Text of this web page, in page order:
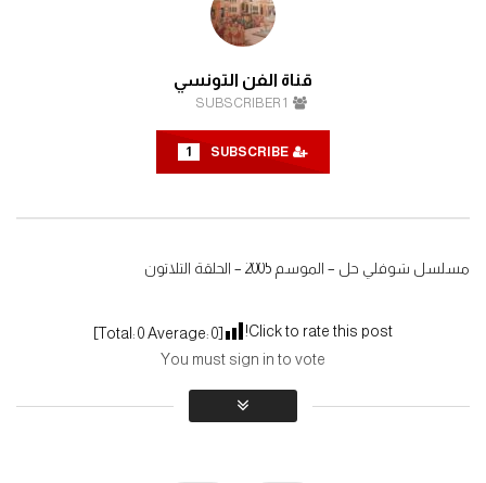
قناة الفن التونسي
1
SUBSCRIBER
1
مسلسل شوفلي حل – الموسم 2005 – الحلقة الثلاثون
Click to rate this post!
[Total:
0Average:0
]
You must sign in to vote